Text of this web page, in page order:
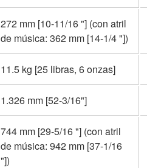
272 mm [10-11/16 "] (con atril
de música: 362 mm [14-1/4 "])
11.5 kg [25 libras, 6 onzas]
1.326 mm [52-3/16"]
744 mm [29-5/16 "] (con atril
de música: 942 mm [37-1/16
"])